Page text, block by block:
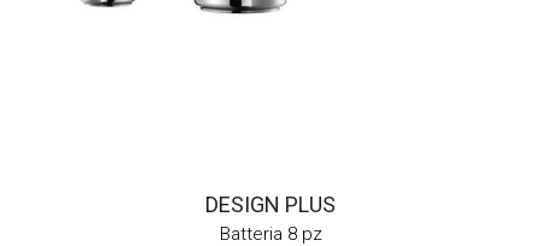
DESIGN PLUS
Batteria 8 pz